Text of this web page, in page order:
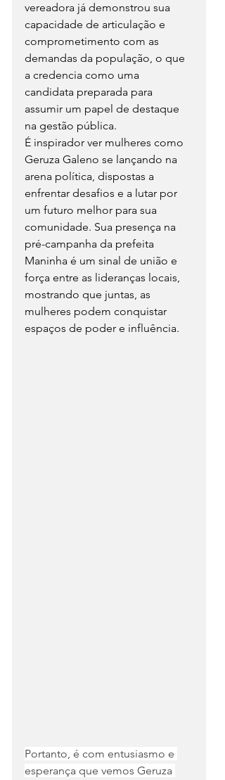
vereadora já demonstrou sua
capacidade de articulação e
comprometimento com as
demandas da população, o que
a credencia como uma
candidata preparada para
assumir um papel de destaque
na gestão pública.
É inspirador ver mulheres como
Geruza Galeno se lançando na
arena política, dispostas a
enfrentar desafios e a lutar por
um futuro melhor para sua
comunidade. Sua presença na
pré-campanha da prefeita
Maninha é um sinal de união e
força entre as lideranças locais,
mostrando que juntas, as
mulheres podem conquistar
espaços de poder e influência.
Portanto, é com entusiasmo e
esperança que vemos Geruza